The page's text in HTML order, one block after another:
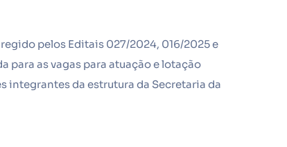
pelos Editais 027/2024, 016/2025 e
para as vagas para atuação e lotação
integrantes da estrutura da Secretaria da